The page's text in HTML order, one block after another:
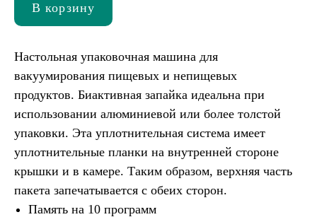
В корзину
Настольная упаковочная машина для
вакуумирования пищевых и непищевых
продуктов. Биактивная запайка идеальна при
использовании алюминиевой или более толстой
упаковки. Эта уплотнительная система имеет
уплотнительные планки на внутренней стороне
крышки и в камере. Таким образом, верхняя часть
пакета запечатывается с обеих сторон.
Память на 10 программ